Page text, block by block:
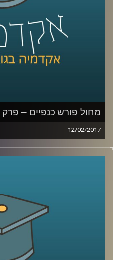
ועל הפתרונות שיקדמו
לצרכים המיידיים של
AudioVersity
מחול פורש כנפיים – פרק
12/02/2017
התפתחות המחול
מספרת דוקטור רות
של המחול לבמה:
הערבית, השפעות
עצמאית. כיצד השינויים
והציפיות מהקהל